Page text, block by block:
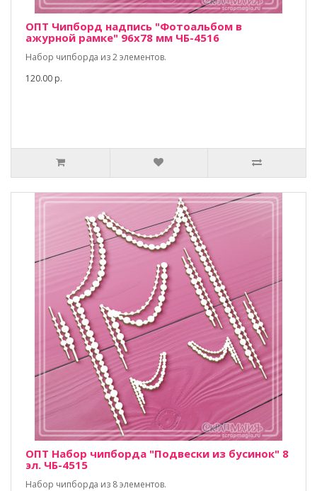
ОПТ Чипборд надпись "Фотоальбом в
ажурной рамке" 96х78 мм ЧБ-4516
Набор чипборда из 2 элементов.
120.00 р.
ОПТ Набор чипборда "Подвески из бусинок" 8
эл. ЧБ-4515
Набор чипборда из 8 элементов.